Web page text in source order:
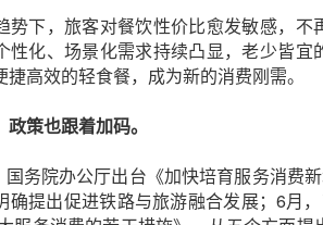
势下，旅客对餐饮性价比愈发敏感，
性化、场景化需求持续凸显，老少皆
捷高效的轻食餐，成为新的消费刚需。
策也跟着加码。
务院办公厅出台《加快培育服务消费
确提出促进铁路与旅游融合发展；6月